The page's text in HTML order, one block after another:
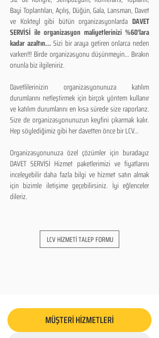
Bayi Toplantıları, Açılış, Düğün, Gala, Lansman, Davet
ve Kokteyl gibi bütün organizasyonlarda DAVET
SERVİSİ ile organizasyon maliyetlerinizi %60'lara
kadar azaltın...Sizi bir araya getiren onlarca neden
varken!!! Birde organizasyonu düşünmeyin... Bırakın
onunla biz ilgileniriz.
Davetlilerinizin organizasyonunuza katılım
durumlarını netleştirmek için birçok yöntem kullanır
ve katılım durumlarını en kısa sürede size raporlarız.
Size de organizasyonunuzun keyfini çıkarmak kalır.
Hep söylediğimiz gibi her davetten önce bir LCV...
Organizasyonunuza özel çözümler için buradayız
DAVET SERVİSİ Hizmet paketlerimizi ve fiyatlarını
inceleyebilir daha fazla bilgi ve hizmet satın almak
için bizimle iletişime geçebilirsiniz. İyi eğlenceler
dileriz.
LCV HİZMETİ TALEP FORMU
MÜŞTERİ HİZMETLERİ